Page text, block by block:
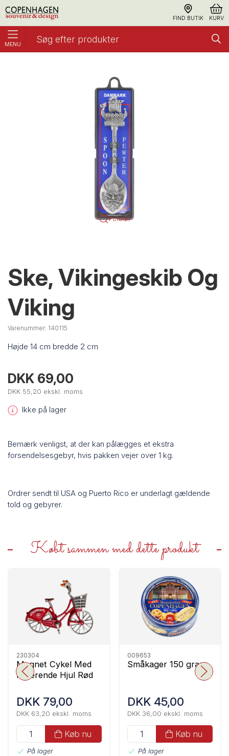
FIND BUTIK KURV
MENU
Forstør
Ske, Vikingeskib Og
Viking
Varenummer: 140115
Højde 14 cm bredde 2 cm
DKK 69,00
DKK 55,20 ekskl. moms
Ikke på lager
Bemærk venligst, at der kan pålægges et ekstra
forsendelsesgebyr, hvis pakken vejer over 1 kg.
Ordrer sendt til USA og Puerto Rico er underlagt gældende
told og gebyrer.
Købt sammen med dette produkt
230304
Magnet Cykel Med
Roterende Hjul Rød
DKK 79,00
DKK 63,20 ekskl. moms
Køb nu
På lager
009653
Småkager 150 gram
DKK 45,00
DKK 36,00 ekskl. moms
Køb nu
På lager